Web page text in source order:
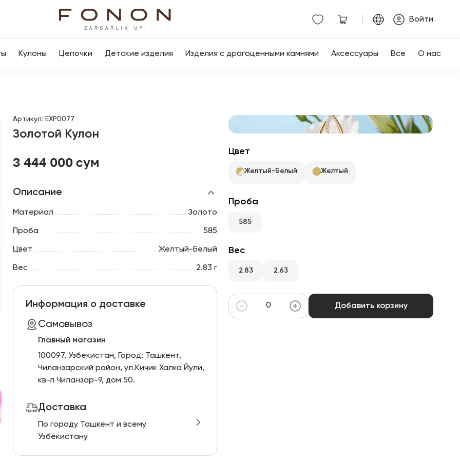
Войти
Кулоны Цепочки Детские изделия Изделия с драгоценными камнями Аксессуары Все О нас
Артикул: EXP0077
Золотой Кулон
3 444 000 сум
Описание
Материал Золото
Проба 585
Цвет Желтый-Белый
Вес 2.83 г
Информация о доставке
Самовывоз
Главный магазин
100097, Узбекистан, Город: Ташкент,
Чиланзарский pайон, ул.Кичик Халка Йули,
кв-л Чиланзар-9, дом 50.
Доставка
По городу Ташкент и всему
Узбекистану
Цвет
Желтый-Белый Желтый
Проба
585
Вес
2.83 2.63
Добавить корзину